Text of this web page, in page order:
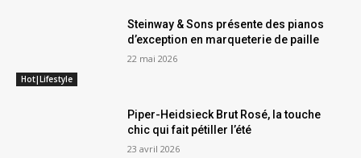
Hot|Lifestyle
Steinway & Sons présente des pianos
d’exception en marqueterie de paille
22 mai 2026
Piper-Heidsieck Brut Rosé, la touche
chic qui fait pétiller l’été
23 avril 2026